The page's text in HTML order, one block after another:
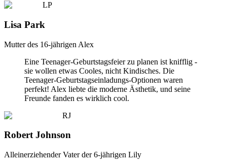
LP
Lisa Park
Mutter des 16-jährigen Alex
Eine Teenager-Geburtstagsfeier zu planen ist knifflig -
sie wollen etwas Cooles, nicht Kindisches. Die
Teenager-Geburtstagseinladungs-Optionen waren
perfekt! Alex liebte die moderne Ästhetik, und seine
Freunde fanden es wirklich cool.
RJ
Robert Johnson
Alleinerziehender Vater der 6-jährigen Lily